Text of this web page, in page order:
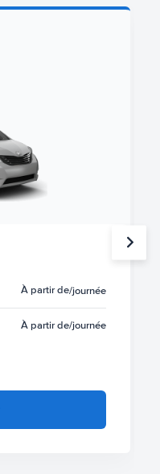
À partir de/journée
À partir de/journée